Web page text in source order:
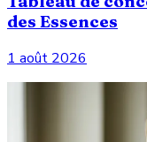
des Essences
1 août 2026